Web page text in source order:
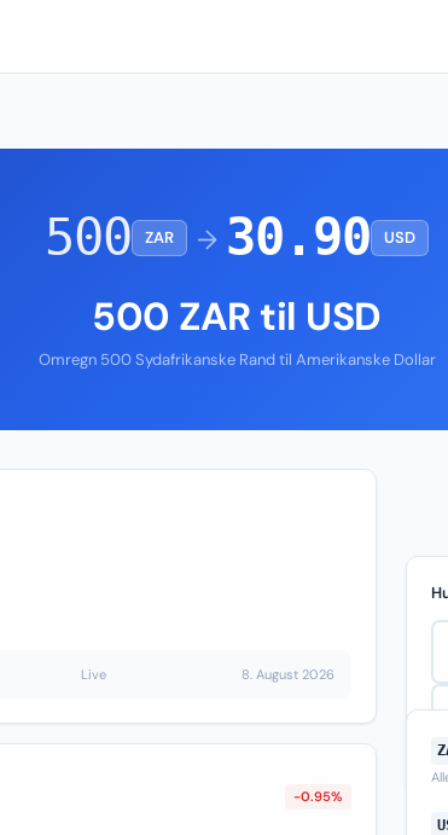
500 ZAR → 30.90 USD
500 ZAR til USD
Omregn 500 Sydafrikanske Rand til Amerikanske Dollar
Live 8. August 2026
-0.95%